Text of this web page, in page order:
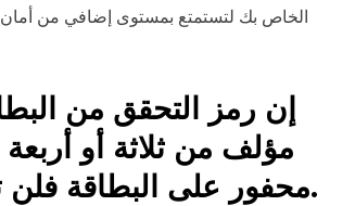
الخاص بك لتستمتع بمستوى إضافي من
إن رمز التحقق من
مؤلف من ثلاثة أو
محفور على البطاقة فلن تتم طباعته على إيصالات الشراء.